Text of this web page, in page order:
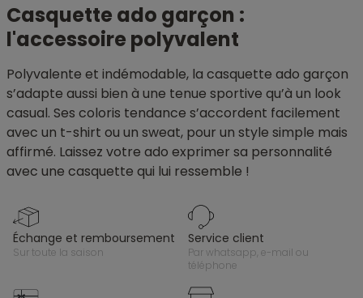
Casquette ado garçon :
l'accessoire polyvalent
Polyvalente et indémodable, la casquette ado garçon
s’adapte aussi bien à une tenue sportive qu’à un look
casual. Ses coloris tendance s’accordent facilement
avec un t-shirt ou un sweat, pour un style simple mais
affirmé. Laissez votre ado exprimer sa personnalité
avec une casquette qui lui ressemble !
échange et remboursement
sur toute la saison
service client
par whatsapp, e-mail ou
téléphone